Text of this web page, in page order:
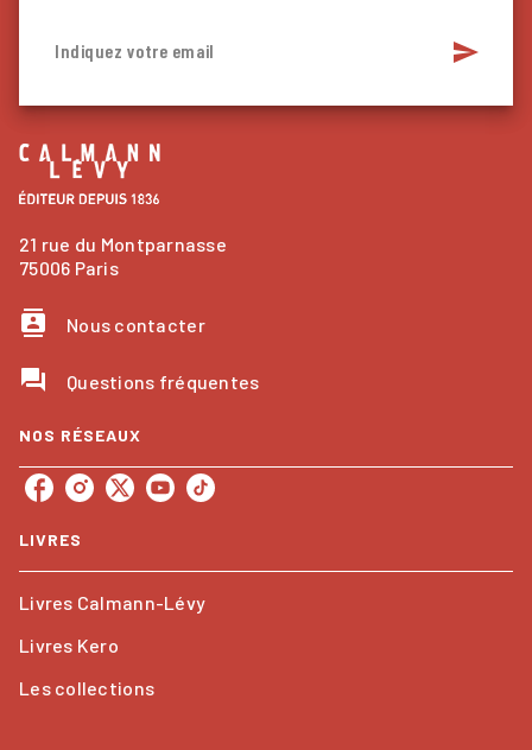
Indiquez votre email send
21 rue du Montparnasse
75006 Paris
contacts Nous contacter
question_answer Questions fréquentes
NOS RÉSEAUX
LIVRES
Livres Calmann-Lévy
Livres Kero
Les collections